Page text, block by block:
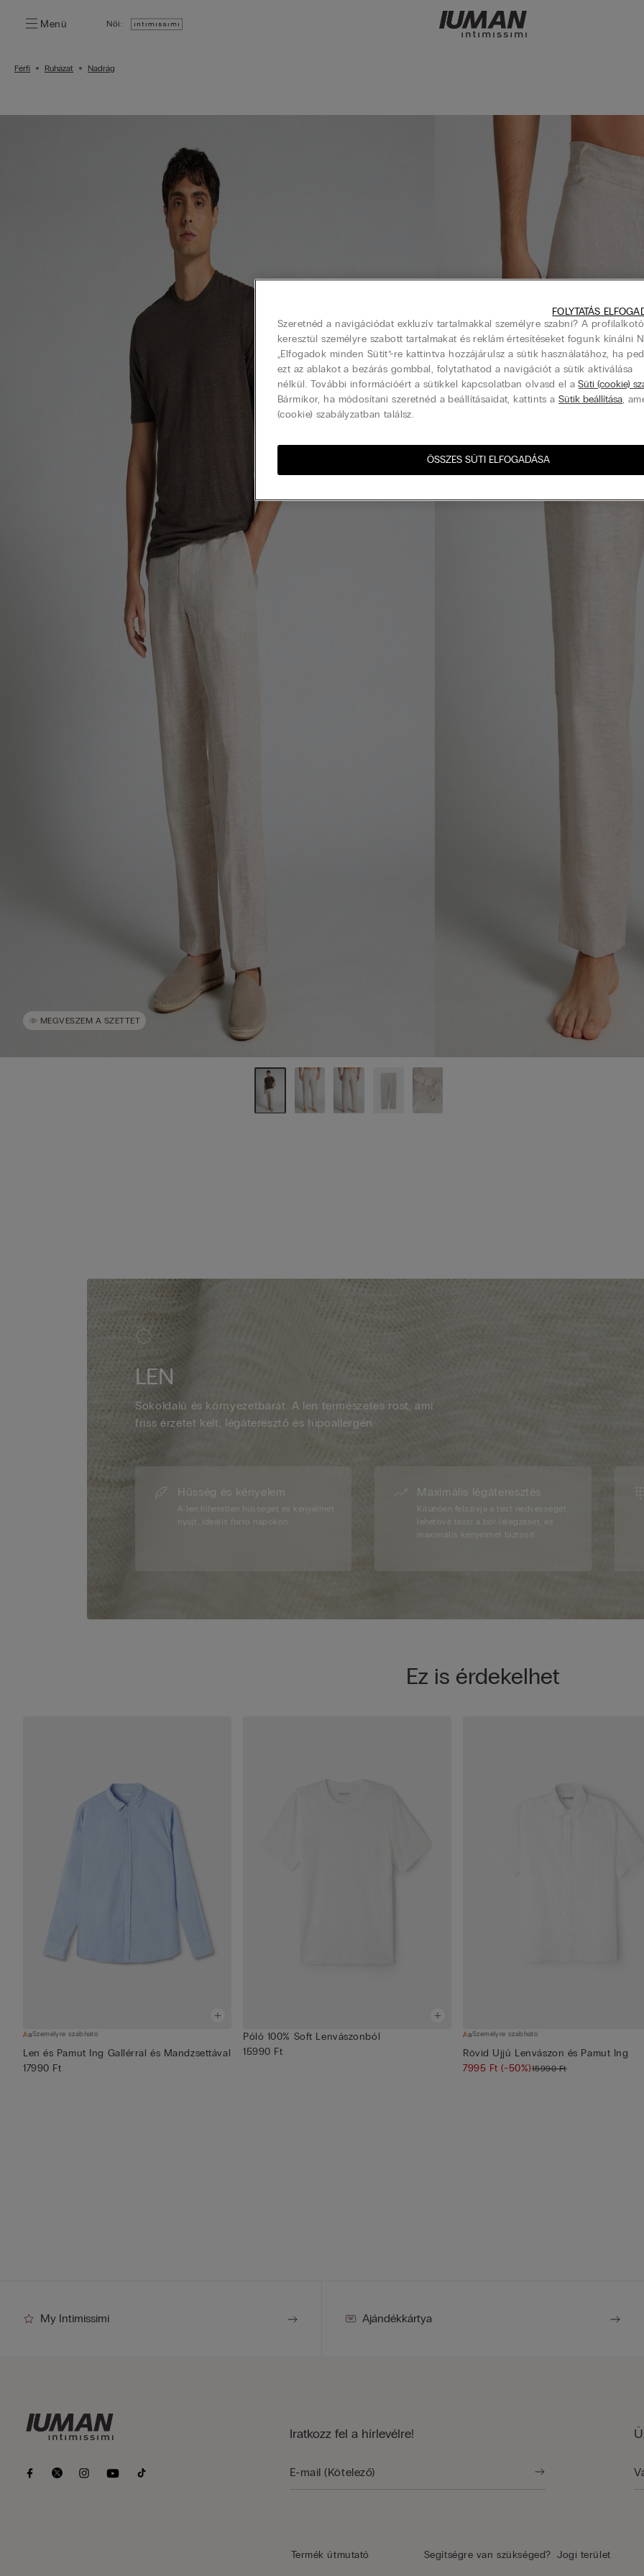
Menü Női:
Férfi Ruházat Nadrág
MEGVESZEM A SZETTET
LEN
Sokoldalú és környezetbarát. A len természetes rost, ami
friss érzetet kelt, légáteresztő és hipoallergén.
Hűsség és kényelem
A len hihetetlen hűsséget és kényelmet
nyújt, ideális forró napokon.
Maximális légáteresztés
Kitűnően felszívja a test nedvességét,
lehetővé teszi a bőr lélegzését, és
maximális kényelmet biztosít.
Ez is érdekelhet
Személyre szabható
Len és Pamut Ing Gallérral és Mandzsettával
17990 Ft
Póló 100% Soft Lenvászonból
15990 Ft
Személyre szabható
Rövid Ujjú Lenvászon és Pamut Ing
7995 Ft(-50%)15990 Ft
My Intimissimi Ajándékkártya
Iratkozz fel a hírlevélre!
Termék útmutató Segítségre van szükséged? Jogi terület
Szeretnéd a navigációdat exkluzív tartalmakkal személyre szabni? A
keresztül személyre szabott tartalmakat és reklám értesítéseket fogunk kínálni
„Elfogadok minden Sütit”-re kattintva hozzájárulsz a sütik használatához, ha
ezt az ablakot a bezárás gombbal, folytathatod a navigációt a sütik aktiválása
nélkül. További információért a sütikkel kapcsolatban olvasd el aSüti (cookie)
Bármikor, ha módosítani szeretnéd a beállításaidat, kattints aSütik beállítása,
(cookie) szabályzatban találsz.
ÖSSZES SÜTI ELFOGADÁSA
FOLYTATÁS